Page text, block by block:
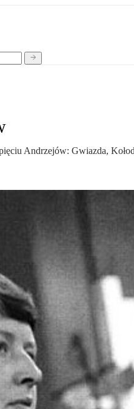
Andrzejów: Gwiazda,